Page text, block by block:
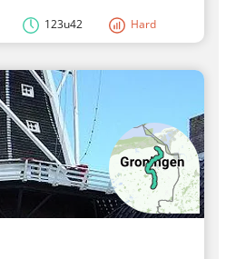
123u42 Hard